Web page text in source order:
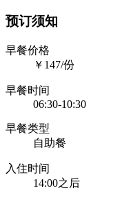
预订须知
早餐价格
￥147/份
早餐时间
06:30-10:30
早餐类型
自助餐
入住时间
14:00之后